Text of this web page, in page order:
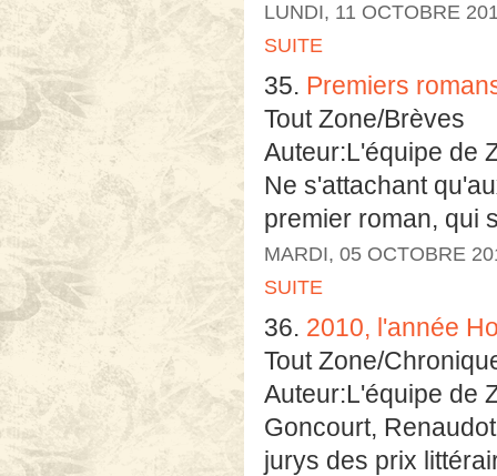
LUNDI, 11 OCTOBRE
SUITE
35. Premiers
Tout Zone/Brèves
Auteur:L'équipe de
Ne s'attachant
premier roman, qui
MARDI, 05 OCTOBRE
SUITE
36. 2010, l'année
Tout Zone/
Auteur:L'équipe de
Goncourt,
jurys des prix